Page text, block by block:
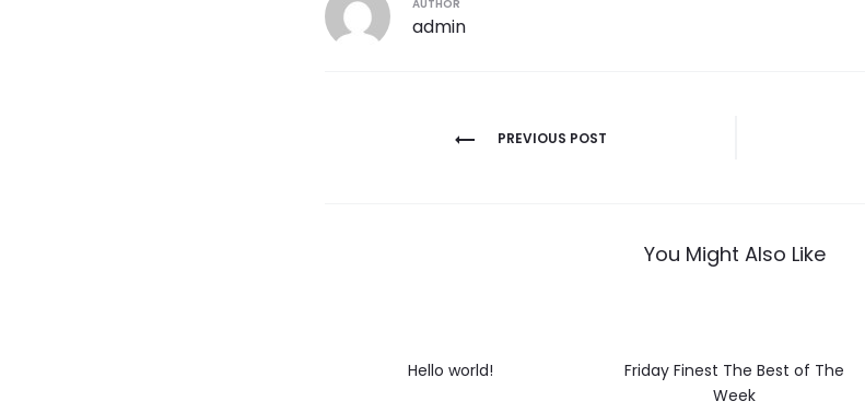
AUTHOR
admin
PREVIOUS POST
You Might Also Like
Hello world!
Friday Finest The Best of The
Week